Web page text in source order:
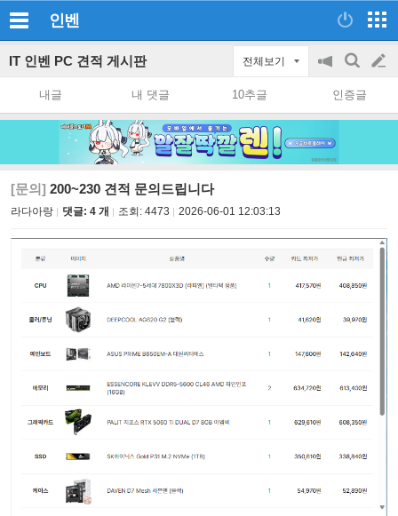
인벤
IT 인벤 PC 견적 게시판 전체보기
공
on/off
검
색
글
쓰
내글 내 댓글 10추글 인증글
[문의] 200~230 견적 문의드립니다
라다아랑 댓글: 4 개 조회: 4473 2026-06-01 12:03:13